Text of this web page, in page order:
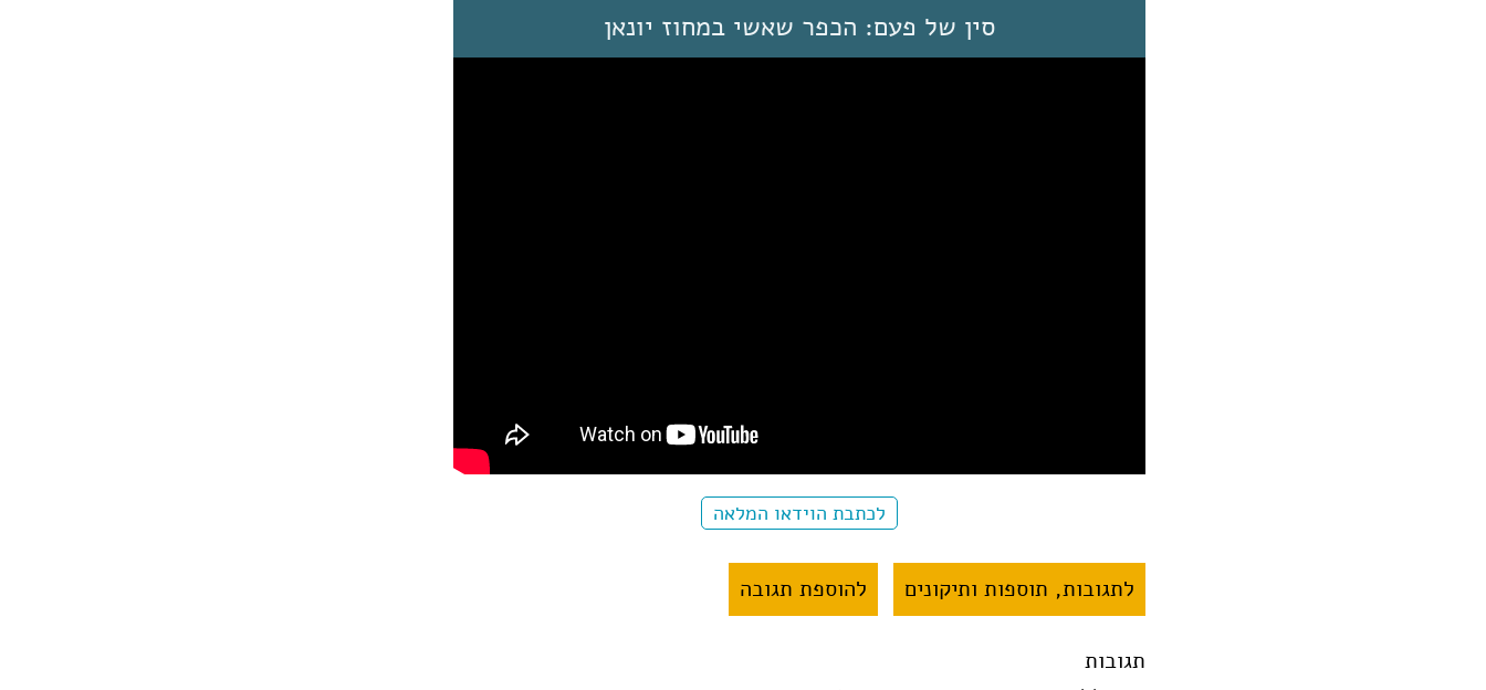
סין של פעם: הכפר שאשי במחוז יונאן
לכתבת הוידאו המלאה
לתגובות, תוספות ותיקונים להוספת תגובה
תגובות